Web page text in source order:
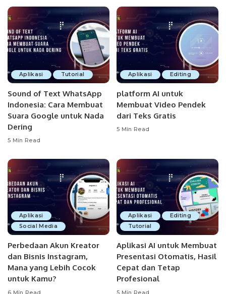
Aplikasi Tutorial
Sound of Text WhatsApp
Indonesia: Cara Membuat
Suara Google untuk Nada
Dering
5 Min Read
Aplikasi Editing
platform AI untuk
Membuat Video Pendek
dari Teks Gratis
5 Min Read
Aplikasi
Social Media
Perbedaan Akun Kreator
dan Bisnis Instagram,
Mana yang Lebih Cocok
untuk Kamu?
6 Min Read
Aplikasi
Editing
Tutorial
Aplikasi AI untuk Membuat
Presentasi Otomatis, Hasil
Cepat dan Tetap
Profesional
5 Min Read